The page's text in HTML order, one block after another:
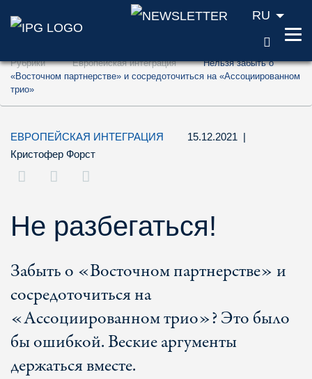
Перейти к содержанию (ключ доступа
Перейти к поиску (ключ доступа '2')
Перейти к навигации (ключ доступа '3')
RU
Рубрики Европейская интеграция
Нельзя забыть о
«Восточном партнерстве» и сосредоточиться на «Ассоциированном
трио»
ЕВРОПЕЙСКАЯ ИНТЕГРАЦИЯ 15.12.2021 |
Кристофер Форст
Не разбегаться!
Забыть о «Восточном партнерстве» и
сосредоточиться на
«Ассоциированном трио»? Это было
бы ошибкой. Веские аргументы
держаться вместе.